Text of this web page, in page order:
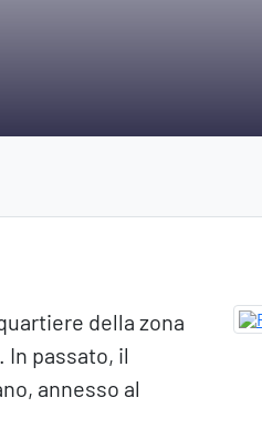
della zona
In passato, il
annesso al